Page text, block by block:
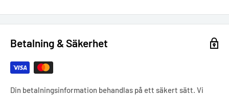
Betalning & Säkerhet
Din betalningsinformation behandlas på ett säkert sätt. Vi